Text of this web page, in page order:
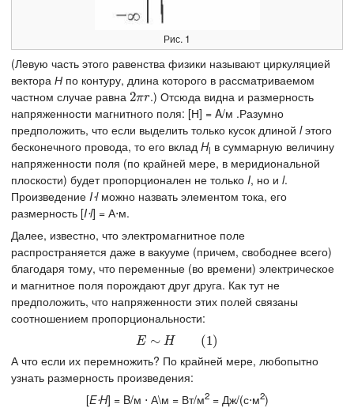
Рис. 1
(Левую часть этого равенства физики называют циркуляцией
вектора Н по контуру, длина которого в рассматриваемом
частном случае равна 2πr
2πr .) Отсюда видна и размерность
напряженности магнитного поля: [Н] = A/м .Разумно
предположить, что если выделить только кусок длиной lэтого
бесконечного провода, то его вклад Hl в суммарную величину
напряженности поля (по крайней мере, в меридиональной
плоскости) будет пропорционален не только I, но и l.
Произведение I⋅lможно назвать элементом тока, его
размерность [I⋅l] = А⋅м.
Далее, известно, что электромагнитное поле
распространяется даже в вакууме (причем, свободнее всего)
благодаря тому, что переменные (во времени) электрическое
и магнитное поля порождают друг друга. Как тут не
предположить, что напряженности этих полей связаны
соотношением пропорциональности:
E ∼ H (1)
E∼H
А что если их перемножить? По крайней мере, любопытно
узнать размерность произведения:
[E⋅H] = B/м ⋅ А\м = Вт/м2= Дж/(с⋅м2)